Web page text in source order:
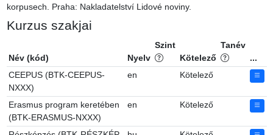
korpusech. Praha: Nakladatelství Lidové noviny.
Kurzus szakjai
Név (kód) Nyelv
Szint
Kötelező
Tanév
...
CEEPUS (BTK-CEEPUS-
NXXX)
en Kötelező
Erasmus program keretében
(BTK-ERASMUS-NXXX)
en Kötelező